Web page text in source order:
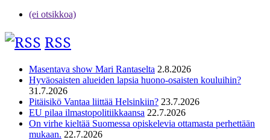
(ei otsikkoa)
RSS
Masentava show Mari Rantaselta 2.8.2026
Hyväosaisten alueiden lapsia huono-osaisten kouluihin?
31.7.2026
Pitäisikö Vantaa liittää Helsinkiin? 23.7.2026
EU pilaa ilmastopolitiikkaansa 22.7.2026
On virhe kieltää Suomessa opiskelevia ottamasta perhettään
mukaan. 22.7.2026